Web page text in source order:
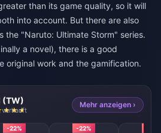
than its game quality, so it will
into account. But there are also
the "Naruto: Ultimate Storm" series.
a novel), there is a good
original work and the gamification.
(TW) Mehr anzeigen ›
-22% -22%